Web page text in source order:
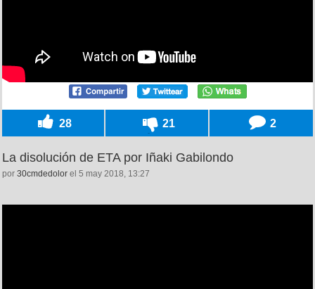
28 21 2
La disolución de ETA por Iñaki Gabilondo
por 30cmdedolor el 5 may 2018, 13:27